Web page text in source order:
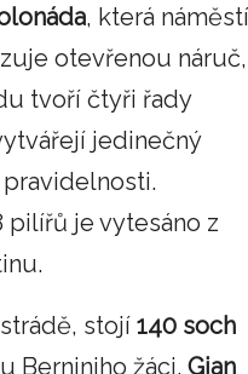
, která náměstí
otevřenou náruč,
tvoří čtyři řady
jedinečný
pilířů je vytesáno z
stojí 140 soch
Berniniho žáci. Gian